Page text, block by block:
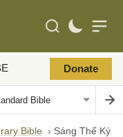
Donate
Bible › Sáng Thế Ký